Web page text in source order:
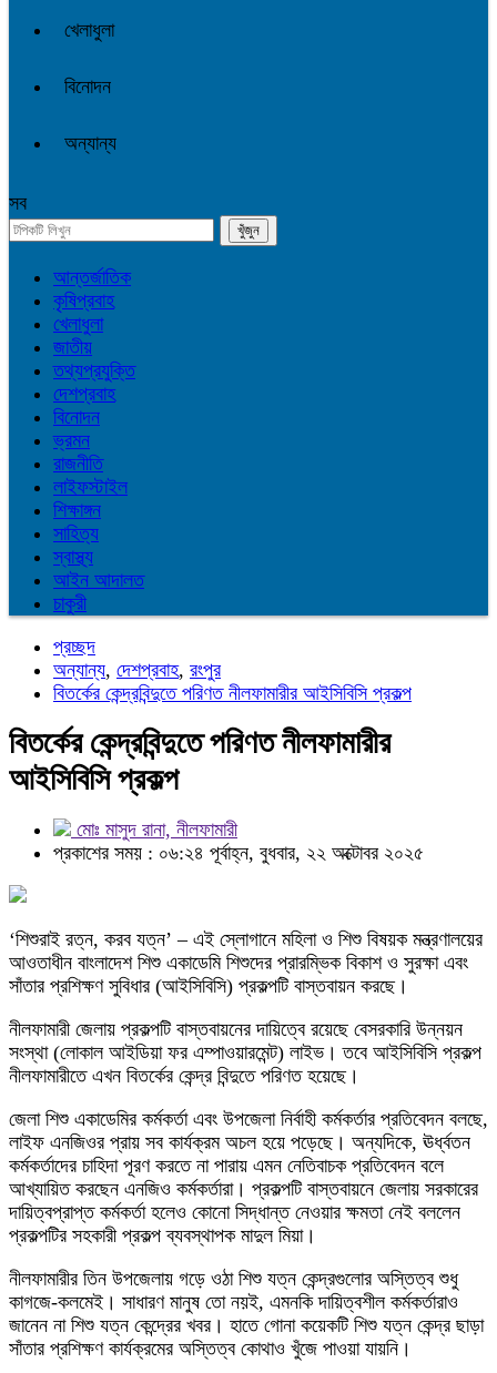
খেলাধুলা
বিনোদন
অন্যান্য
সব
আন্তর্জাতিক
কৃষিপ্রবাহ
খেলাধুলা
জাতীয়
তথ্যপ্রযুক্তি
দেশপ্রবাহ
বিনোদন
ভ্রমন
রাজনীতি
লাইফস্টাইল
শিক্ষাঙ্গন
সাহিত্য
স্বাস্থ্য
আইন আদালত
চাকুরী
প্রচ্ছদ
অন্যান্য, দেশপ্রবাহ, রংপুর
বিতর্কের কেন্দ্রবিন্দুতে পরিণত নীলফামারীর আইসিবিসি প্রকল্প
বিতর্কের কেন্দ্রবিন্দুতে পরিণত নীলফামারীর
আইসিবিসি প্রকল্প
মোঃ মাসুদ রানা, নীলফামারী
প্রকাশের সময় : ০৬:২৪ পূর্বাহ্ন, বুধবার, ২২ অক্টোবর ২০২৫
‘শিশুরাই রত্ন, করব যত্ন’ – এই স্লোগানে মহিলা ও শিশু বিষয়ক মন্ত্রণালয়ের
আওতাধীন বাংলাদেশ শিশু একাডেমি শিশুদের প্রারম্ভিক বিকাশ ও সুরক্ষা এবং
সাঁতার প্রশিক্ষণ সুবিধার (আইসিবিসি) প্রকল্পটি বাস্তবায়ন করছে।
নীলফামারী জেলায় প্রকল্পটি বাস্তবায়নের দায়িত্বে রয়েছে বেসরকারি উন্নয়ন
সংস্থা (লোকাল আইডিয়া ফর এম্পাওয়ারমেন্ট) লাইভ। তবে আইসিবিসি প্রকল্প
নীলফামারীতে এখন বিতর্কের কেন্দ্র বিন্দুতে পরিণত হয়েছে।
জেলা শিশু একাডেমির কর্মকর্তা এবং উপজেলা নির্বাহী কর্মকর্তার প্রতিবেদন বলছে,
লাইফ এনজিওর প্রায় সব কার্যক্রম অচল হয়ে পড়েছে। অন্যদিকে, ঊর্ধ্বতন
কর্মকর্তাদের চাহিদা পূরণ করতে না পারায় এমন নেতিবাচক প্রতিবেদন বলে
আখ্যায়িত করছেন এনজিও কর্মকর্তারা। প্রকল্পটি বাস্তবায়নে জেলায় সরকারের
দায়িত্বপ্রাপ্ত কর্মকর্তা হলেও কোনো সিদ্ধান্ত নেওয়ার ক্ষমতা নেই বললেন
প্রকল্পটির সহকারী প্রকল্প ব্যবস্থাপক মাদুল মিয়া।
নীলফামারীর তিন উপজেলায় গড়ে ওঠা শিশু যত্ন কেন্দ্রগুলোর অস্তিত্ব শুধু
কাগজে-কলমেই। সাধারণ মানুষ তো নয়ই, এমনকি দায়িত্বশীল কর্মকর্তারাও
জানেন না শিশু যত্ন কেন্দ্রের খবর। হাতে গোনা কয়েকটি শিশু যত্ন কেন্দ্র ছাড়া
সাঁতার প্রশিক্ষণ কার্যক্রমের অস্তিত্ব কোথাও খুঁজে পাওয়া যায়নি।